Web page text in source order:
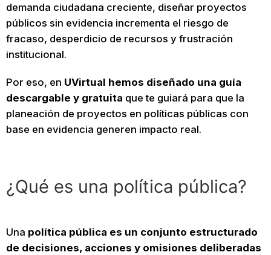
demanda ciudadana creciente, diseñar proyectos
públicos sin evidencia incrementa el riesgo de
fracaso, desperdicio de recursos y frustración
institucional.
Por eso, en UVirtual hemos diseñado una guía
descargable y gratuita que te guiará para que la
planeación de proyectos en políticas públicas con
base en evidencia generen impacto real.
¿Qué es una política pública?
Una política pública es un conjunto estructurado
de decisiones, acciones y omisiones deliberadas